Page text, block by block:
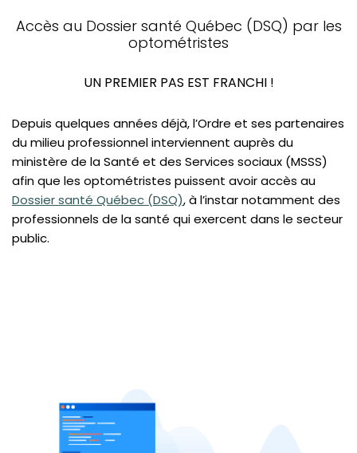
ACTUALITÉS
optométristes
optométriques
Comité d'inspection professionnelle : Plusieurs
réformes
VOTRE PRATIQUE
VOTRE FORMATION CONTINUE
Accès au Dossier santé Québec (DSQ) par les
optométristes
UN PREMIER PAS EST FRANCHI !
Depuis quelques années déjà, l’Ordre et ses partenaires
du milieu professionnel interviennent auprès du
ministère de la Santé et des Services sociaux (MSSS)
afin que les optométristes puissent avoir accès au
Dossier santé Québec (DSQ), à l’instar notamment des
professionnels de la santé qui exercent dans le secteur
public.